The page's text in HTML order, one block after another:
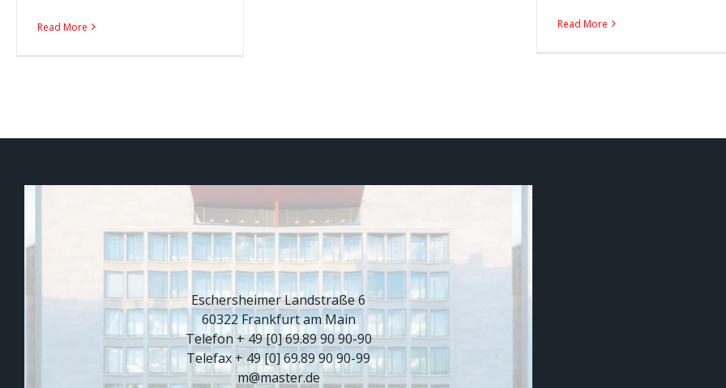
Read More
Read More
Eschersheimer Landstraße 6
60322 Frankfurt am Main
Telefon + 49 [0] 69.89 90 90-90
Telefax + 49 [0] 69.89 90 90-99
m@master.de